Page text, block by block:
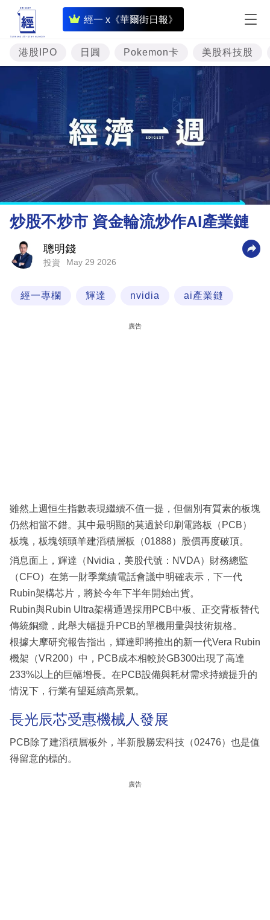
經一 x《華爾街日報》
即
時
財
經
專
題
投
資
樓
市
理
財
商
業
閱
專
區
港股IPO 日圓 Pokemon卡 美股科技股
炒股不炒市 資金輪流炒作AI產業鏈
聰明錢
投資 May 29 2026
經一專欄 輝達 nvidia ai產業鏈
廣告
雖然上週恒生指數表現繼續不值一提，但個別有質素的板塊
仍然相當不錯。其中最明顯的莫過於印刷電路板（PCB）
板塊，板塊領頭羊建滔積層板（01888）股價再度破頂。
消息面上，輝達（Nvidia，美股代號：NVDA）財務總監
（CFO）在第一財季業績電話會議中明確表示，下一代
Rubin架構芯片，將於今年下半年開始出貨。
Rubin與Rubin Ultra架構通過採用PCB中板、正交背板替代
傳統銅纜，此舉大幅提升PCB的單機用量與技術規格。
根據大摩研究報告指出，輝達即將推出的新一代Vera Rubin
機架（VR200）中，PCB成本相較於GB300出現了高達
233%以上的巨幅增長。在PCB設備與耗材需求持續提升的
情況下，行業有望延續高景氣。
長光辰芯受惠機械人發展
PCB除了建滔積層板外，半新股勝宏科技（02476）也是值
得留意的標的。
廣告